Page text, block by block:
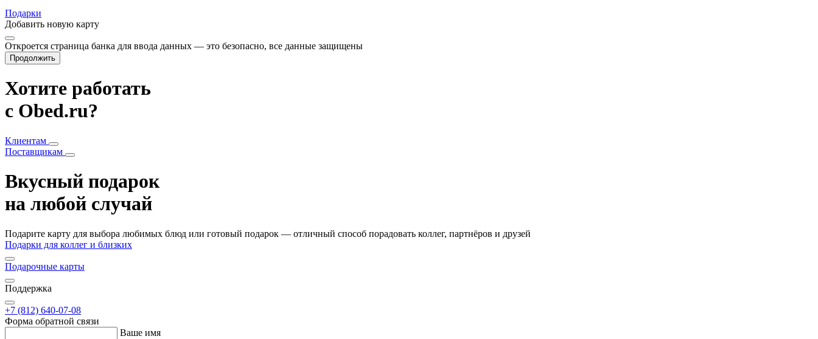
Подарки
Добавить новую карту
Откроется страница банка для ввода данных — это безопасно, все данные защищены
Продолжить
Хотите работать
с Obed.ru?
Клиентам
Поставщикам
Вкусный подарок
на любой случай
Подарите карту для выбора любимых блюд или готовый подарок — отличный способ порадовать коллег, партнёров и друзей
Подарки для коллег и близких
Подарочные карты
Поддержка
+7 (812) 640-07-08
Форма обратной связи
Ваше имя